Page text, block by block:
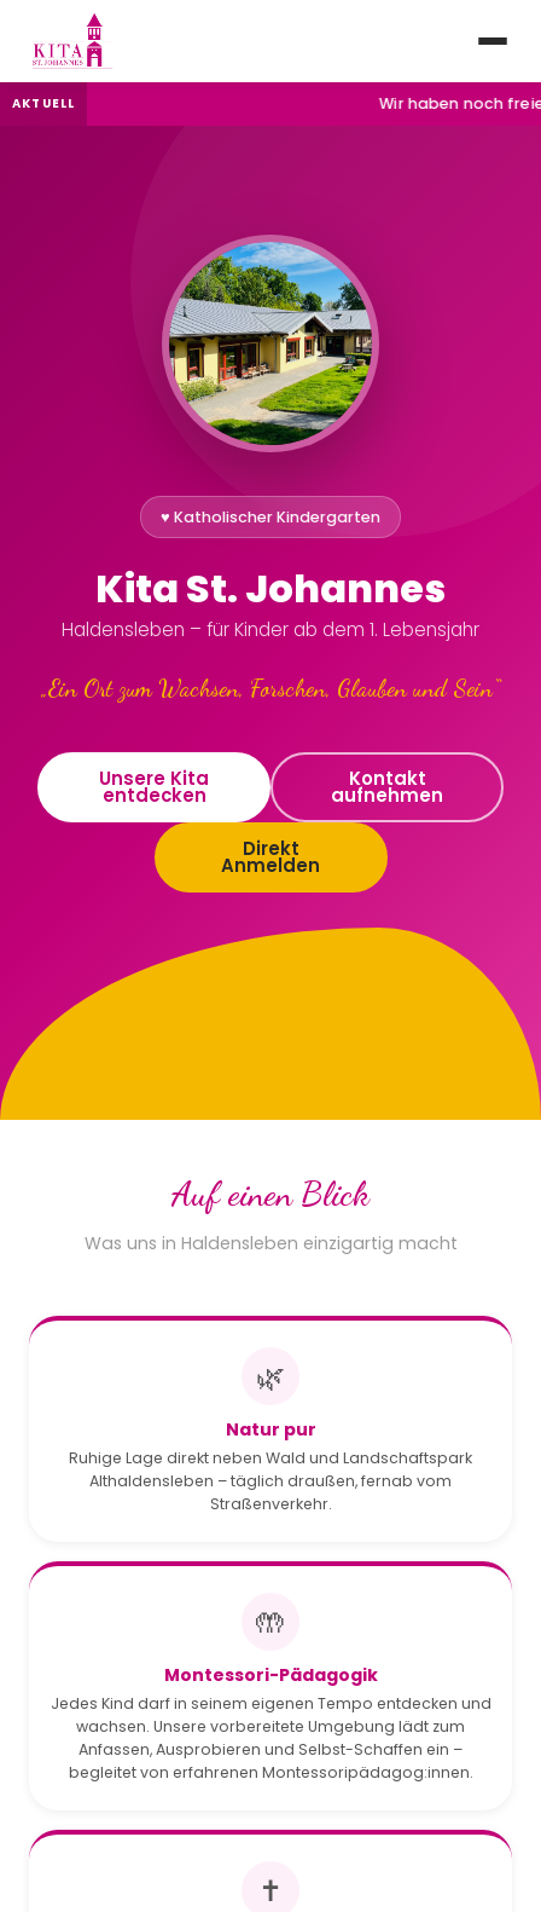
AKTUELL Wir haben noch freie
♥ Katholischer Kindergarten
Kita St. Johannes
Haldensleben – für Kinder ab dem 1. Lebensjahr
„Ein Ort zum Wachsen, Forschen, Glauben und Sein“
Unsere Kita
entdecken
Kontakt
aufnehmen
Direkt
Anmelden
Auf einen Blick
Was uns in Haldensleben einzigartig macht
🌿
Natur pur
Ruhige Lage direkt neben Wald und Landschaftspark
Althaldensleben – täglich draußen, fernab vom
Straßenverkehr.
🤲
Montessori-Pädagogik
Jedes Kind darf in seinem eigenen Tempo entdecken und
wachsen. Unsere vorbereitete Umgebung lädt zum
Anfassen, Ausprobieren und Selbst-Schaffen ein –
begleitet von erfahrenen Montessoripädagog:innen.
✝️